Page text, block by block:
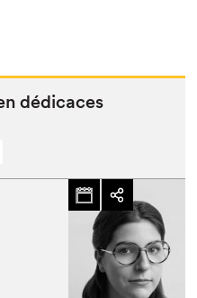
dédicaces